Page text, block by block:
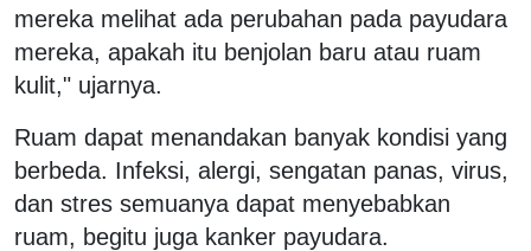
mereka melihat ada perubahan pada payudara
mereka, apakah itu benjolan baru atau ruam
kulit," ujarnya.
Ruam dapat menandakan banyak kondisi yang
berbeda. Infeksi, alergi, sengatan panas, virus,
dan stres semuanya dapat menyebabkan
ruam, begitu juga kanker payudara.